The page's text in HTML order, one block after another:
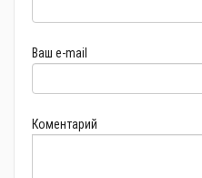
Ваш e-mail
Коментарий